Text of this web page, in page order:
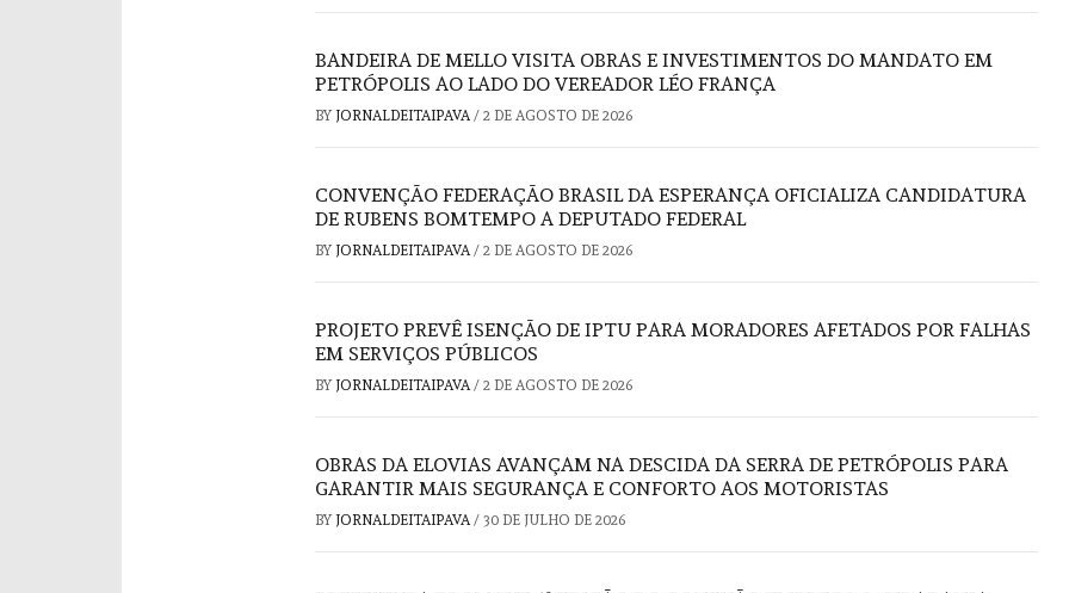
BANDEIRA DE MELLO VISITA OBRAS E INVESTIMENTOS DO MANDATO EM
PETRÓPOLIS AO LADO DO VEREADOR LÉO FRANÇA
BY JORNALDEITAIPAVA/ 2 DE AGOSTO DE 2026
CONVENÇÃO FEDERAÇÃO BRASIL DA ESPERANÇA OFICIALIZA CANDIDATURA
DE RUBENS BOMTEMPO A DEPUTADO FEDERAL
BY JORNALDEITAIPAVA/ 2 DE AGOSTO DE 2026
PROJETO PREVÊ ISENÇÃO DE IPTU PARA MORADORES AFETADOS POR FALHAS
EM SERVIÇOS PÚBLICOS
BY JORNALDEITAIPAVA/ 2 DE AGOSTO DE 2026
OBRAS DA ELOVIAS AVANÇAM NA DESCIDA DA SERRA DE PETRÓPOLIS PARA
GARANTIR MAIS SEGURANÇA E CONFORTO AOS MOTORISTAS
BY JORNALDEITAIPAVA/ 30 DE JULHO DE 2026